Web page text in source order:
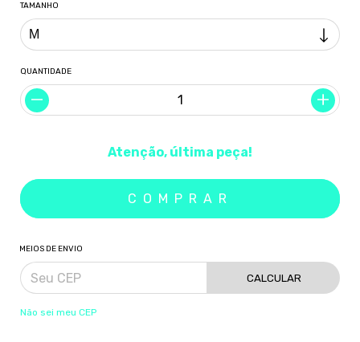
TAMANHO
QUANTIDADE
Atenção, última peça!
MEIOS DE ENVIO
CALCULAR
Não sei meu CEP